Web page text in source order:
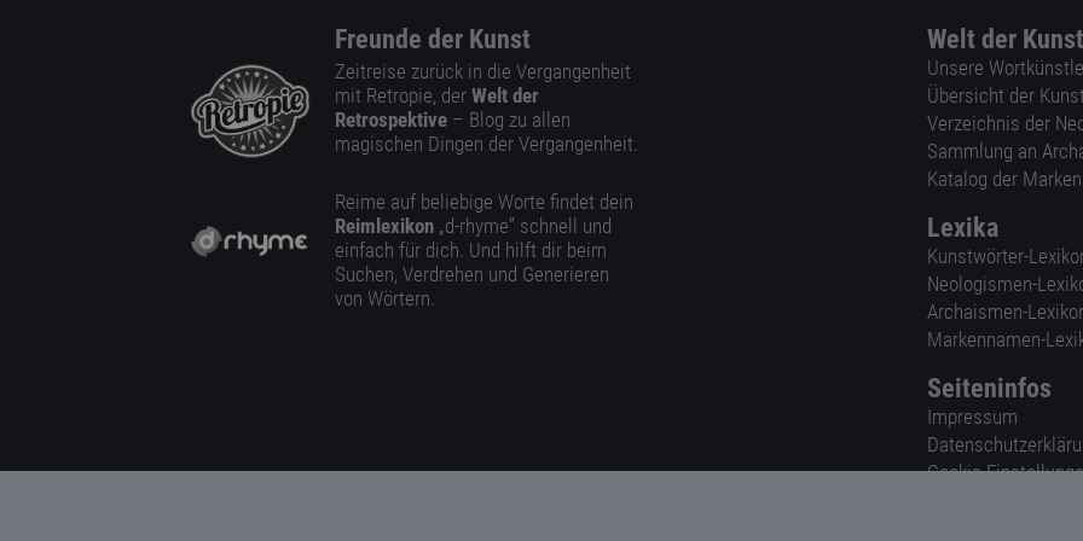
Freunde der Kunst
Zeitreise zurück in die Vergangenheit
mit Retropie, der Welt der
Retrospektive – Blog zu allen
magischen Dingen der Vergangenheit.
Reime auf beliebige Worte findet dein
Reimlexikon „d-rhyme” schnell und
einfach für dich. Und hilft dir beim
Suchen, Verdrehen und Generieren
von Wörtern.
Welt der
Unsere
Übersicht der
Verzeichnis der
Sammlung an
Katalog der
Lexika
Kunstwörter-
Neologismen-
Archaismen-
Markennamen-
Seiteninfos
Impressum
Cookie-